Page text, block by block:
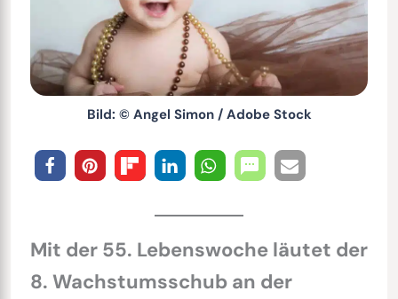
Bild: © Angel Simon / Adobe Stock
Mit der 55. Lebenswoche läutet der
8. Wachstumsschub an der